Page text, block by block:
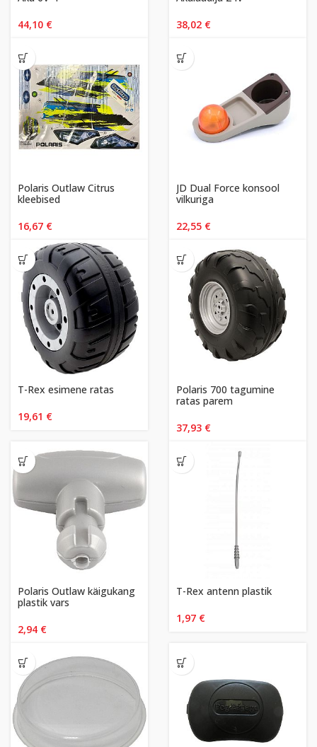
44,10 €
38,02 €
Polaris Outlaw Citrus
kleebised
16,67 €
JD Dual Force konsool
vilkuriga
22,55 €
T-Rex esimene ratas
19,61 €
Polaris 700 tagumine
ratas parem
37,93 €
Polaris Outlaw käigukang
plastik vars
2,94 €
T-Rex antenn plastik
1,97 €